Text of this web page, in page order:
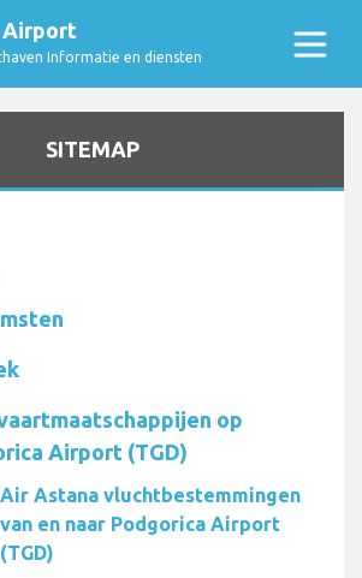
Airport
Informatie en diensten
SITEMAP
op
Airport (TGD)
Air Astana vluchtbestemmingen
van en naar Podgorica Airport
(TGD)